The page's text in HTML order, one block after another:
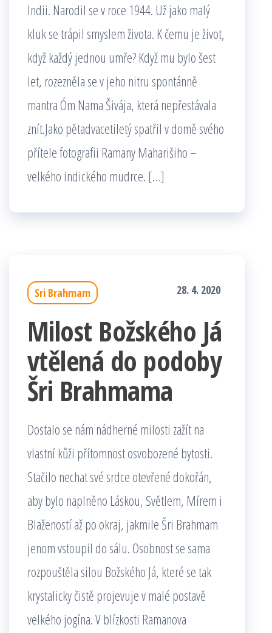
Indii. Narodil se v roce 1944. Už jako malý
kluk se trápil smyslem života. K čemu je život,
když každý jednou umře? Když mu bylo šest
let, rozezněla se v jeho nitru spontánně
mantra Óm Nama Šivája, která nepřestávala
znít.Jako pětadvacetiletý spatřil v domě svého
přítele fotografii Ramany Maharišiho –
velkého indického mudrce. […]
Sri Brahmam 28. 4. 2020
Milost Božského Já
vtělená do podoby
Šri Brahmama
Dostalo se nám nádherné milosti zažít na
vlastní kůži přítomnost osvobozené bytosti.
Stačilo nechat své srdce otevřené dokořán,
aby bylo naplněno Láskou, Světlem, Mírem i
Blažeností až po okraj, jakmile Šri Brahmam
jenom vstoupil do sálu. Osobnost se sama
rozpouštěla silou Božského Já, které se tak
krystalicky čistě projevuje v malé postavě
velkého jogína. V blízkosti Ramanova